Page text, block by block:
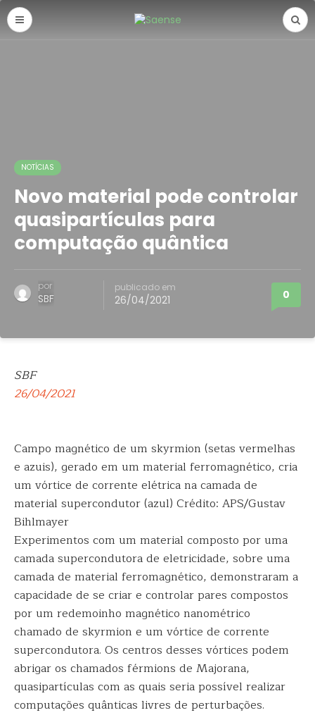
NOTÍCIAS
Novo material pode controlar
quasipartículas para
computação quântica
por
SBF
publicado em
26/04/2021 0
SBF
26/04/2021
Campo magnético de um skyrmion (setas vermelhas
e azuis), gerado em um material ferromagnético, cria
um vórtice de corrente elétrica na camada de
material supercondutor (azul) Crédito: APS/Gustav
Bihlmayer
Experimentos com um material composto por uma
camada supercondutora de eletricidade, sobre uma
camada de material ferromagnético, demonstraram a
capacidade de se criar e controlar pares compostos
por um redemoinho magnético nanométrico
chamado de skyrmion e um vórtice de corrente
supercondutora. Os centros desses vórtices podem
abrigar os chamados férmions de Majorana,
quasipartículas com as quais seria possível realizar
computações quânticas livres de perturbações.